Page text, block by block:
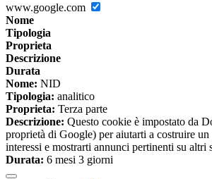
www.google.com
Nome
Tipologia
Proprieta
Descrizione
Durata
Nome: NID
Tipologia: analitico
Proprieta: Terza parte
Descrizione: Questo cookie è impostato da
proprietà di Google) per aiutarti a costruire
interessi e mostrarti annunci pertinenti su altri
Durata: 6 mesi 3 giorni